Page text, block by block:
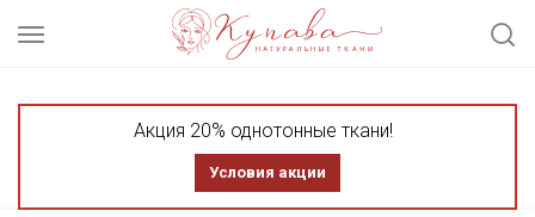
Акция 20% однотонные ткани!
Условия акции